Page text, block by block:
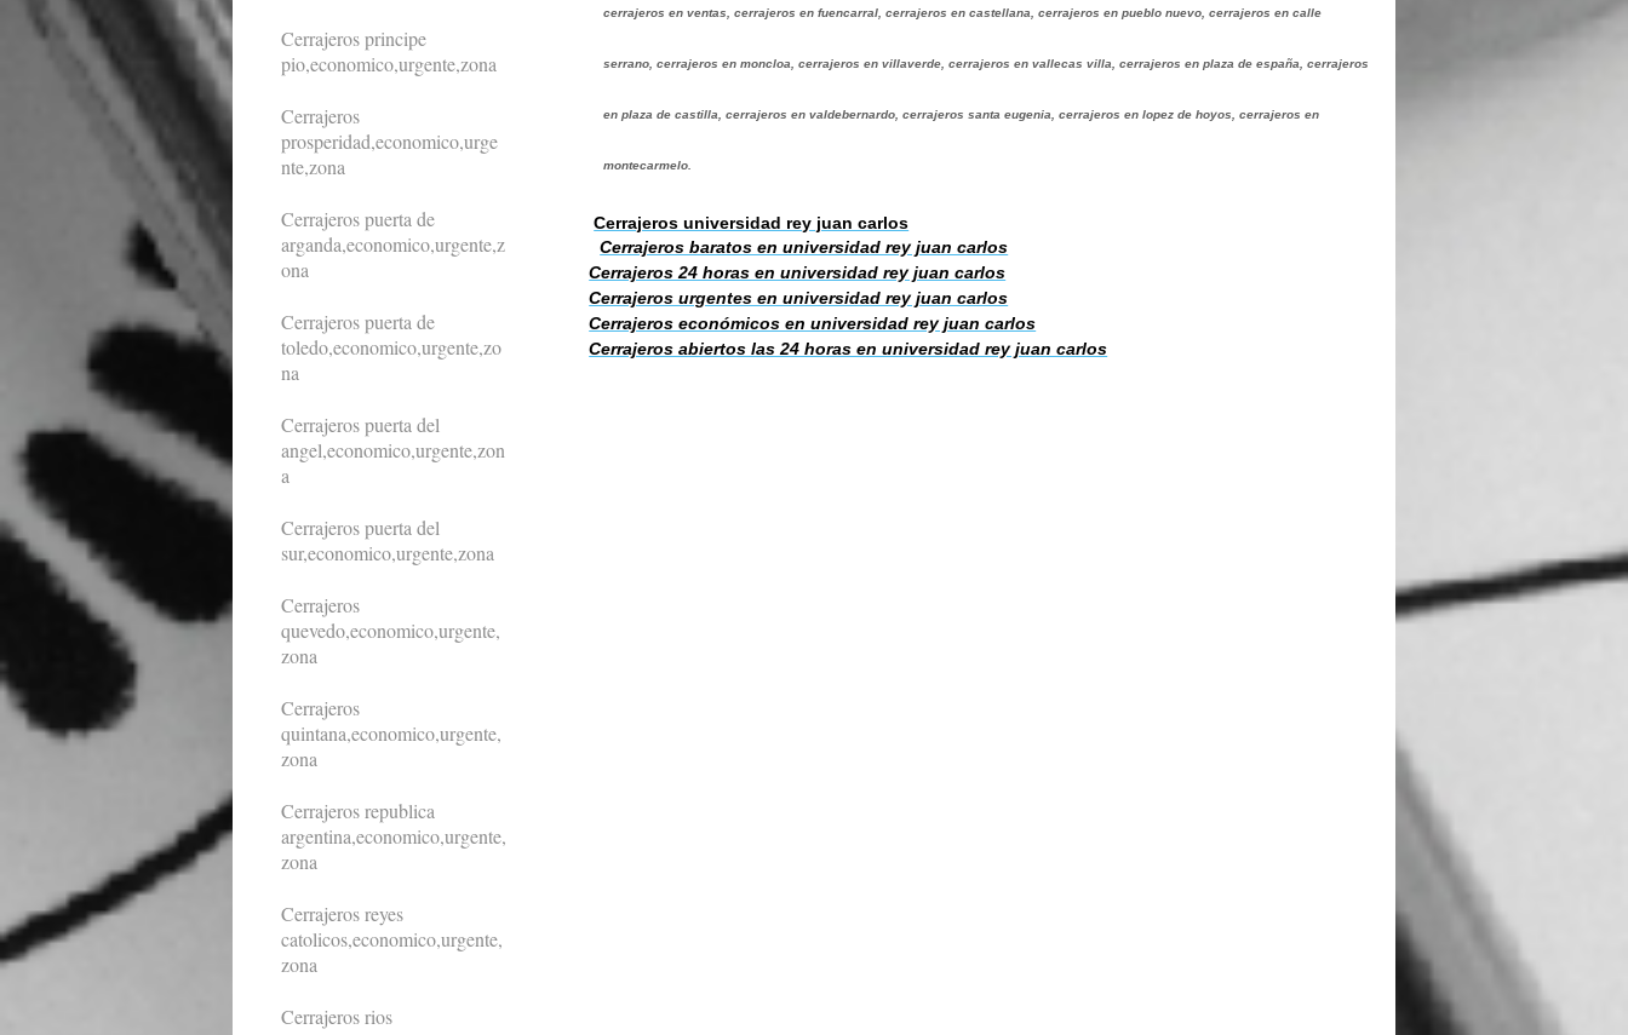
cerrajeros en ventas, cerrajeros en fuencarral, cerrajeros en castellana, cerrajeros en pueblo nuevo, cerrajeros en calle
serrano, cerrajeros en moncloa, cerrajeros en villaverde, cerrajeros en vallecas villa, cerrajeros en plaza de españa, cerrajeros
en plaza de castilla, cerrajeros en valdebernardo, cerrajeros santa eugenia, cerrajeros en lopez de hoyos, cerrajeros en
montecarmelo.
Cerrajeros universidad rey juan carlos
Cerrajeros baratos en universidad rey juan carlos
Cerrajeros 24 horas en universidad rey juan carlos
Cerrajeros urgentes en universidad rey juan carlos
Cerrajeros económicos en universidad rey juan carlos
Cerrajeros abiertos las 24 horas en universidad rey juan carlos
Cerrajeros principe
pio,economico,urgente,zona
Cerrajeros
prosperidad,economico,urge
nte,zona
Cerrajeros puerta de
arganda,economico,urgente,z
ona
Cerrajeros puerta de
toledo,economico,urgente,zo
na
Cerrajeros puerta del
angel,economico,urgente,zon
a
Cerrajeros puerta del
sur,economico,urgente,zona
Cerrajeros
quevedo,economico,urgente,
zona
Cerrajeros
quintana,economico,urgente,
zona
Cerrajeros republica
argentina,economico,urgente,
zona
Cerrajeros reyes
catolicos,economico,urgente,
zona
Cerrajeros rios